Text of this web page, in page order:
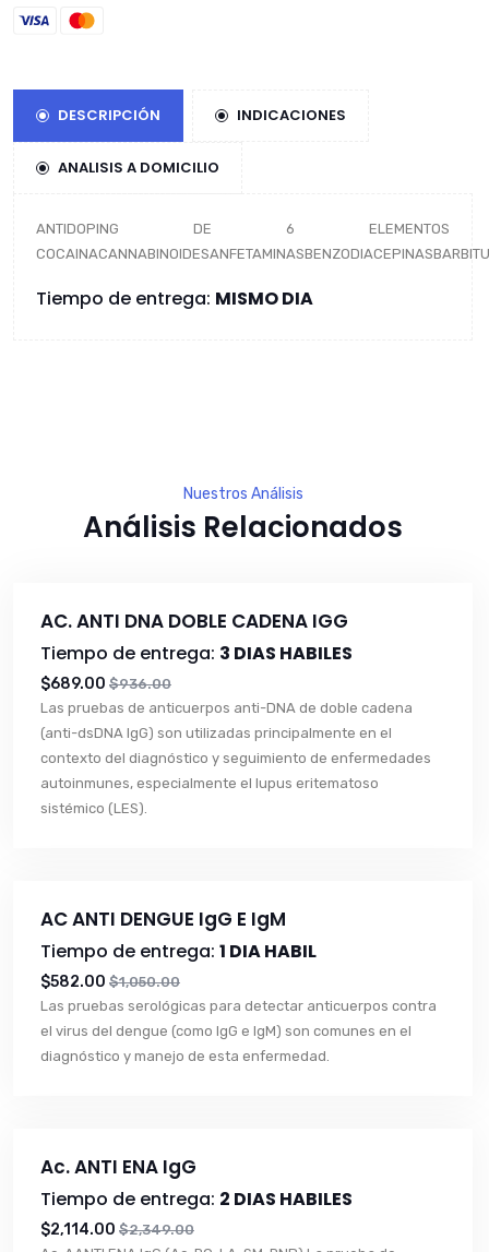
DESCRIPCIÓN INDICACIONES
ANALISIS A DOMICILIO
ANTIDOPING DE 6 ELEMENTOS
Tiempo de entrega: MISMO DIA
Nuestros Análisis
Análisis Relacionados
AC. ANTI DNA DOBLE CADENA IGG
Tiempo de entrega: 3 DIAS HABILES
$689.00 $936.00
Las pruebas de anticuerpos anti-DNA de doble cadena
(anti-dsDNA IgG) son utilizadas principalmente en el
contexto del diagnóstico y seguimiento de enfermedades
autoinmunes, especialmente el lupus eritematoso
sistémico (LES).
AC ANTI DENGUE IgG E IgM
Tiempo de entrega: 1 DIA HABIL
$582.00 $1,050.00
Las pruebas serológicas para detectar anticuerpos contra
el virus del dengue (como IgG e IgM) son comunes en el
diagnóstico y manejo de esta enfermedad.
Ac. ANTI ENA IgG
Tiempo de entrega: 2 DIAS HABILES
$2,114.00 $2,349.00